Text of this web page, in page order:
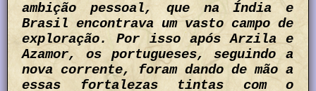
ambição pessoal, que na Índia e
Brasil encontrava um vasto campo de
exploração. Por isso após Arzila e
Azamor, os portugueses, seguindo a
nova corrente, foram dando de mão a
essas fortalezas tintas com o